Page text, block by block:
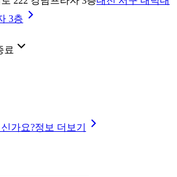
3층
료
가요?정보 더보기